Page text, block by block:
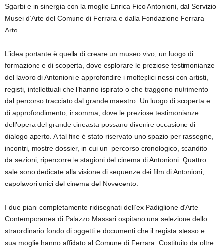
Sgarbi e in sinergia con la moglie Enrica Fico Antonioni, dal Servizio
Musei d’Arte del Comune di Ferrara e dalla Fondazione Ferrara
Arte.
L’idea portante è quella di creare un museo vivo, un luogo di
formazione e di scoperta, dove esplorare le preziose testimonianze
del lavoro di Antonioni e approfondire i molteplici nessi con artisti,
registi, intellettuali che l’hanno ispirato o che traggono nutrimento
dal percorso tracciato dal grande maestro. Un luogo di scoperta e
di approfondimento, insomma, dove le preziose testimonianze
dell’opera del grande cineasta possano divenire occasione di
dialogo aperto. A tal fine è stato riservato uno spazio per rassegne,
incontri, mostre dossier, in cui un percorso cronologico, scandito
da sezioni, ripercorre le stagioni del cinema di Antonioni. Quattro
sale sono dedicate alla visione di sequenze dei film di Antonioni,
capolavori unici del cinema del Novecento.
I due piani completamente ridisegnati dell’ex Padiglione d’Arte
Contemporanea di Palazzo Massari ospitano una selezione dello
straordinario fondo di oggetti e documenti che il regista stesso e
sua moglie hanno affidato al Comune di Ferrara. Costituito da oltre